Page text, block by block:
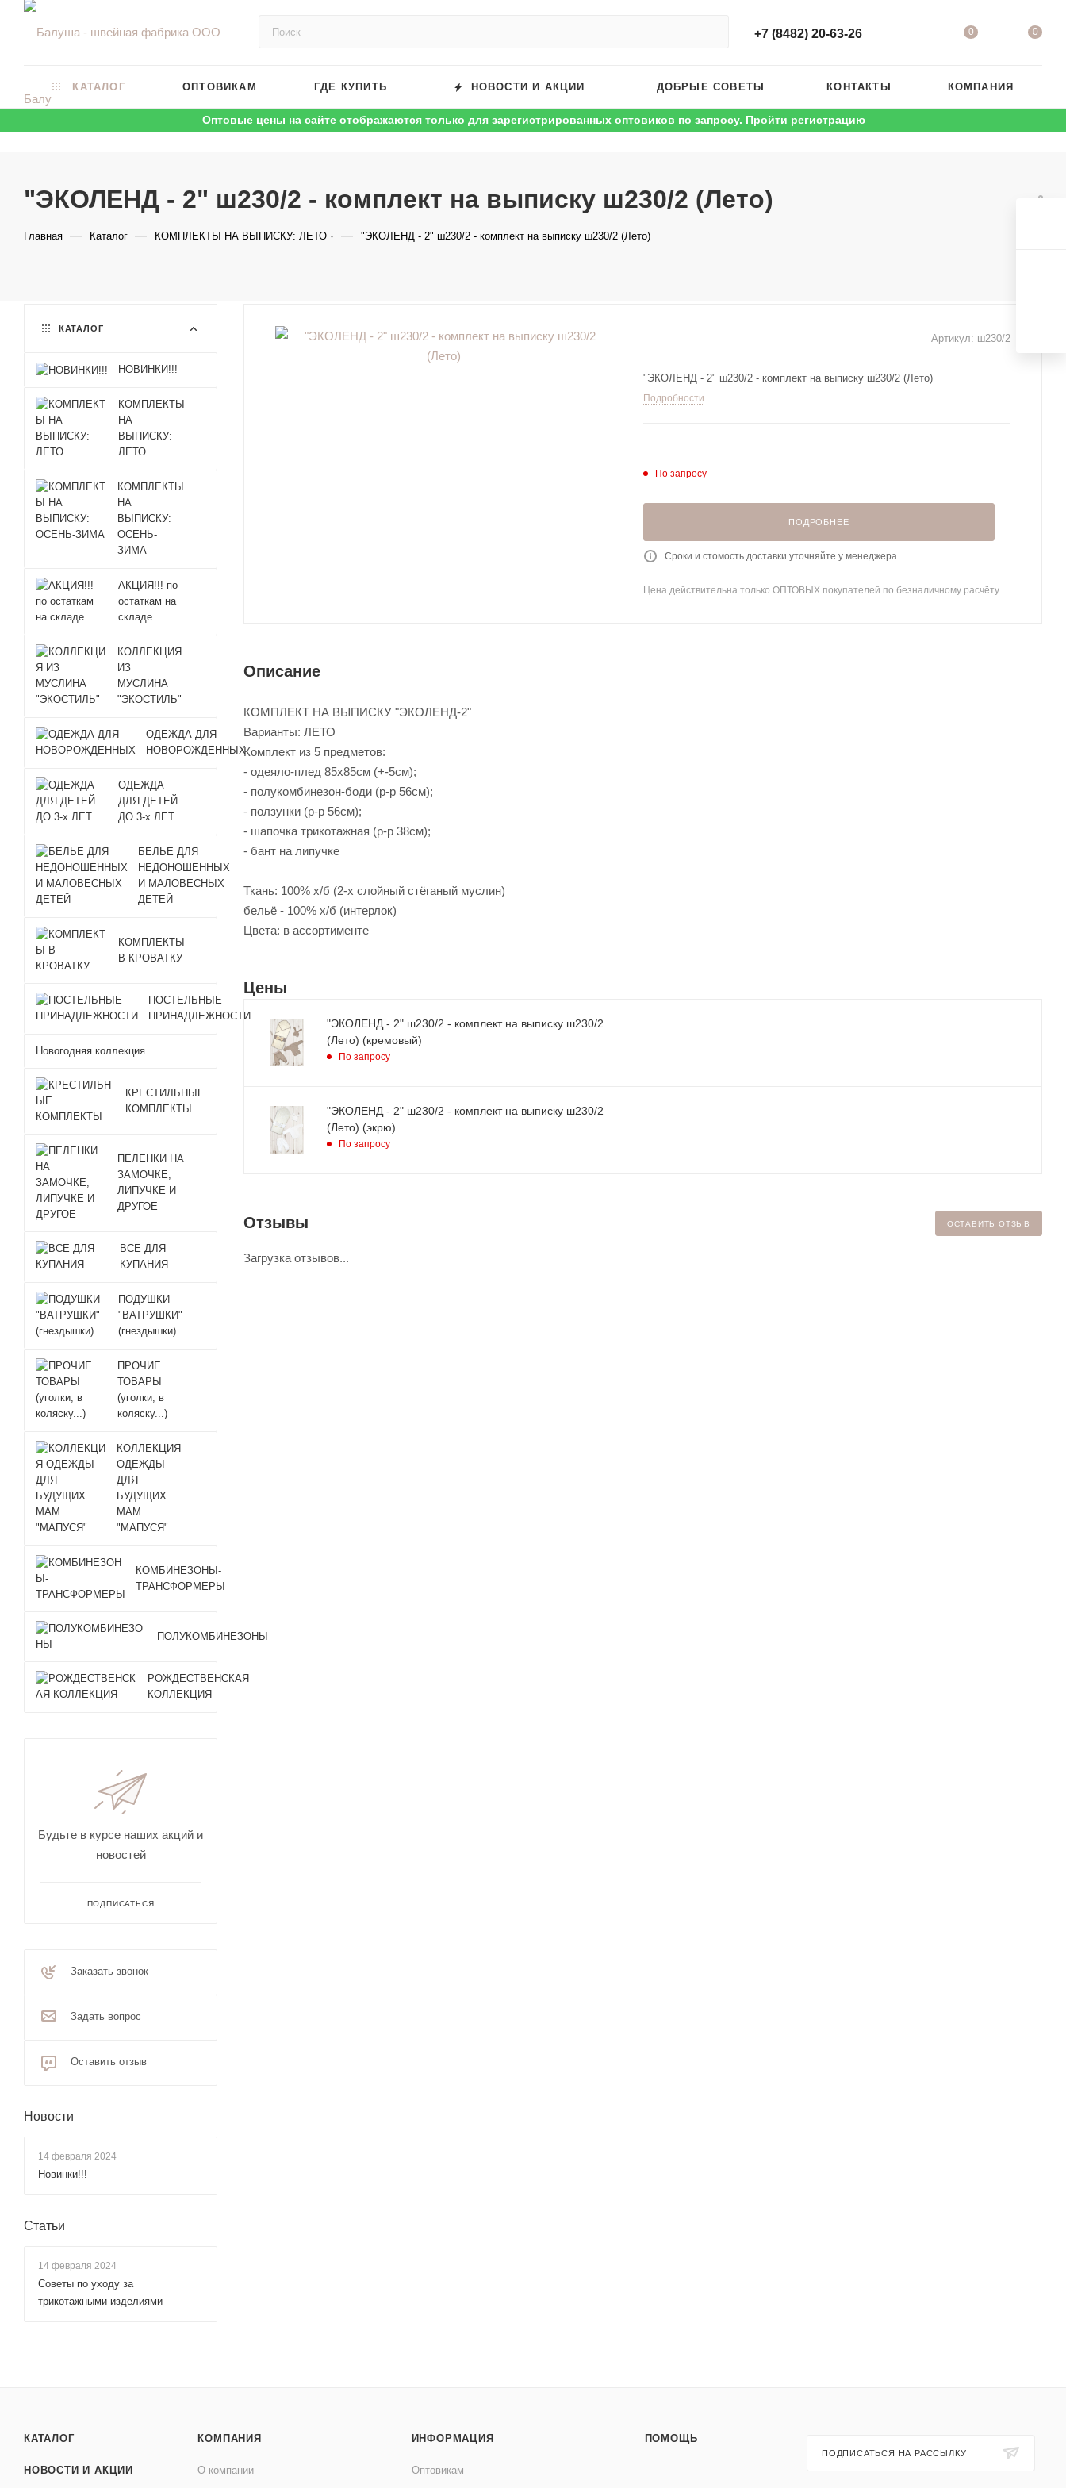
+7 (8482) 20-63-26 0 0
КАТАЛОГ ОПТОВИКАМ ГДЕ КУПИТЬ НОВОСТИ И АКЦИИ ДОБРЫЕ СОВЕТЫ КОНТАКТЫ КОМПАНИЯ
Оптовые цены на сайте отображаются только для зарегистрированных оптовиков по запросу. Пройти регистрацию
"ЭКОЛЕНД - 2" ш230/2 - комплект на выписку ш230/2 (Лето)
Главная — Каталог — КОМПЛЕКТЫ НА ВЫПИСКУ: ЛЕТО — "ЭКОЛЕНД - 2" ш230/2 - комплект на выписку ш230/2 (Лето)
Артикул: ш230/2
"ЭКОЛЕНД - 2" ш230/2 - комплект на выписку ш230/2 (Лето)
Подробности
По запросу
ПОДРОБНЕЕ
Сроки и стомость доставки уточняйте у менеджера
Цена действительна только ОПТОВЫХ покупателей по безналичному расчёту
Описание
КОМПЛЕКТ НА ВЫПИСКУ "ЭКОЛЕНД-2"
Варианты: ЛЕТО
Комплект из 5 предметов:
- одеяло-плед 85х85см (+-5см);
- полукомбинезон-боди (р-р 56см);
- ползунки (р-р 56см);
- шапочка трикотажная (р-р 38см);
- бант на липучке
Ткань: 100% х/б (2-х слойный стёганый муслин)
бельё - 100% х/б (интерлок)
Цвета: в ассортименте
Цены
"ЭКОЛЕНД - 2" ш230/2 - комплект на выписку ш230/2
(Лето) (кремовый)
По запросу
"ЭКОЛЕНД - 2" ш230/2 - комплект на выписку ш230/2
(Лето) (экрю)
По запросу
Отзывы ОСТАВИТЬ ОТЗЫВ
Загрузка отзывов...
КАТАЛОГ
НОВИНКИ!!!
КОМПЛЕКТЫ
НА
ВЫПИСКУ:
ЛЕТО
КОМПЛЕКТЫ
НА
ВЫПИСКУ:
ОСЕНЬ-
ЗИМА
АКЦИЯ!!! по
остаткам на
складе
КОЛЛЕКЦИЯ
ИЗ
МУСЛИНА
"ЭКОСТИЛЬ"
ОДЕЖДА ДЛЯ
НОВОРОЖДЕННЫХ
ОДЕЖДА
ДЛЯ ДЕТЕЙ
ДО 3-х ЛЕТ
БЕЛЬЕ ДЛЯ
НЕДОНОШЕННЫХ
И МАЛОВЕСНЫХ
ДЕТЕЙ
КОМПЛЕКТЫ
В КРОВАТКУ
ПОСТЕЛЬНЫЕ
ПРИНАДЛЕЖНОСТИ
Новогодняя коллекция
КРЕСТИЛЬНЫЕ
КОМПЛЕКТЫ
ПЕЛЕНКИ НА
ЗАМОЧКЕ,
ЛИПУЧКЕ И
ДРУГОЕ
ВСЕ ДЛЯ
КУПАНИЯ
ПОДУШКИ
"ВАТРУШКИ"
(гнездышки)
ПРОЧИЕ
ТОВАРЫ
(уголки, в
коляску...)
КОЛЛЕКЦИЯ
ОДЕЖДЫ
ДЛЯ
БУДУЩИХ
МАМ
"МАПУСЯ"
КОМБИНЕЗОНЫ-
ТРАНСФОРМЕРЫ
ПОЛУКОМБИНЕЗОНЫ
РОЖДЕСТВЕНСКАЯ
КОЛЛЕКЦИЯ
Будьте в курсе наших акций и
новостей
ПОДПИСАТЬСЯ
Заказать звонок
Задать вопрос
Оставить отзыв
Новости
14 февраля 2024
Новинки!!!
Статьи
14 февраля 2024
Советы по уходу за
трикотажными изделиями
КАТАЛОГ
НОВОСТИ И АКЦИИ
КОМПАНИЯ
О компании
ИНФОРМАЦИЯ
Оптовикам
ПОМОЩЬ
ПОДПИСАТЬСЯ НА РАССЫЛКУ